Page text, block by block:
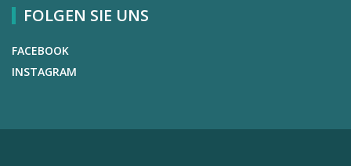
FOLGEN SIE UNS
FACEBOOK
INSTAGRAM